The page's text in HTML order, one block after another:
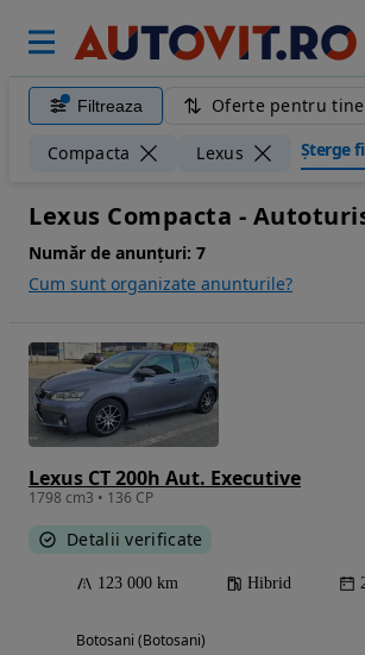
Filtreaza Oferte pentru tine
Compacta Lexus Șterge
Lexus Compacta -
Număr de anunțuri: 7
Cum sunt organizate anunturile?
Lexus CT 200h Aut. Executive
1798 cm3 • 136 CP
Detalii verificate
123 000 km Hibrid
Botosani (Botosani)